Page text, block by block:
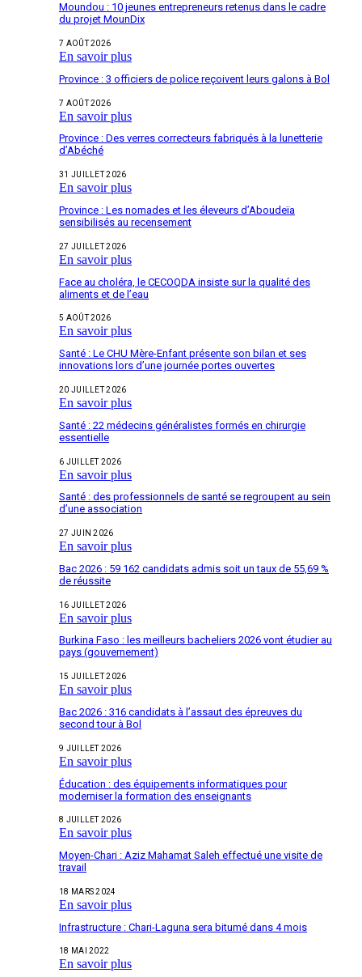
Moundou : 10 jeunes entrepreneurs retenus dans le cadre
du projet MounDix
7 AOÛT 2026
En savoir plus
Province : 3 officiers de police reçoivent leurs galons à Bol
7 AOÛT 2026
En savoir plus
Province : Des verres correcteurs fabriqués à la lunetterie
d’Abéché
31 JUILLET 2026
En savoir plus
Province : Les nomades et les éleveurs d’Aboudeïa
sensibilisés au recensement
27 JUILLET 2026
En savoir plus
Face au choléra, le CECOQDA insiste sur la qualité des
aliments et de l’eau
5 AOÛT 2026
En savoir plus
Santé : Le CHU Mère-Enfant présente son bilan et ses
innovations lors d’une journée portes ouvertes
20 JUILLET 2026
En savoir plus
Santé : 22 médecins généralistes formés en chirurgie
essentielle
6 JUILLET 2026
En savoir plus
Santé : des professionnels de santé se regroupent au sein
d’une association
27 JUIN 2026
En savoir plus
Bac 2026 : 59 162 candidats admis soit un taux de 55,69 %
de réussite
16 JUILLET 2026
En savoir plus
Burkina Faso : les meilleurs bacheliers 2026 vont étudier au
pays (gouvernement)
15 JUILLET 2026
En savoir plus
Bac 2026 : 316 candidats à l’assaut des épreuves du
second tour à Bol
9 JUILLET 2026
En savoir plus
Éducation : des équipements informatiques pour
moderniser la formation des enseignants
8 JUILLET 2026
En savoir plus
Moyen-Chari : Aziz Mahamat Saleh effectué une visite de
travail
18 MARS 2024
En savoir plus
Infrastructure : Chari-Laguna sera bitumé dans 4 mois
18 MAI 2022
En savoir plus